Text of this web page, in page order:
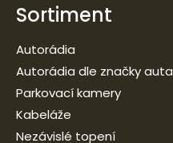
Sortiment
Autorádia
Autorádia dle značky auta
Parkovací kamery
Kabeláže
Nezávislé topení